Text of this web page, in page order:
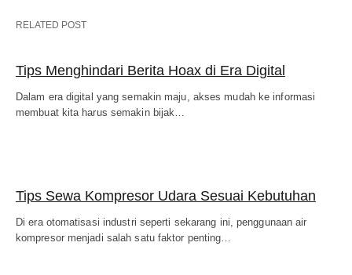
RELATED POST
Tips Menghindari Berita Hoax di Era Digital
Dalam era digital yang semakin maju, akses mudah ke informasi
membuat kita harus semakin bijak…
Tips Sewa Kompresor Udara Sesuai Kebutuhan
Di era otomatisasi industri seperti sekarang ini, penggunaan air
kompresor menjadi salah satu faktor penting…